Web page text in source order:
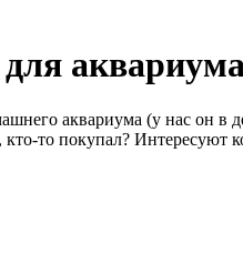
аквариума (у нас он
то покупал?